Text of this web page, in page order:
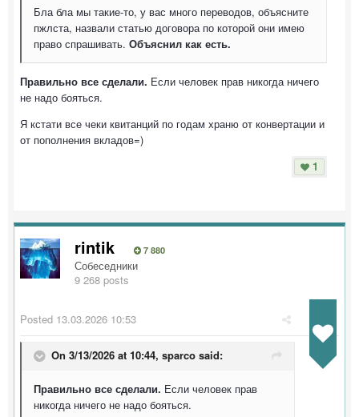
Бла бла мы такие-то, у вас много переводов, объясните
пжлста, назвали статью договора по которой они имею
право спрашивать. Объяснил как есть.
Правильно все сделали. Если человек прав никогда ничего
не надо бояться.
Я кстати все чеки квитанций по годам храню от конвертации и
от пополнения вкладов=)
1
rintik 7 880
Собеседники
9 268 posts
Posted 13.03.2026 10:53
On 3/13/2026 at 10:44, sparco said:
Правильно все сделали. Если человек прав
никогда ничего не надо бояться.